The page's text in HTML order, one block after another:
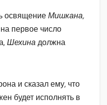
освящениеМишкана,
первое число
Шехинадолжна
и сказал ему, что
будет исполнять в